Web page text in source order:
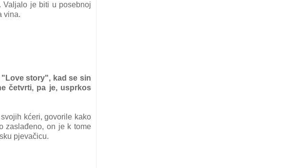
Valjalo je biti u posebnoj
vina.
story", kad se sin
četvrti, pa je, usprkos
kćeri, govorile kako
zaslađeno, on je k tome
pjevačicu.